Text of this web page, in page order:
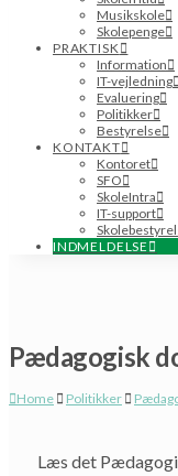
Musikskole
Skolepenge
PRAKTISK
Information
IT-vejledning
Evaluering
Politikker
Bestyrelse
KONTAKT
Kontoret
SFO
SkoleIntra
IT-support
INDMELDELSE
Pædagogisk
Home Politikker
Læs det